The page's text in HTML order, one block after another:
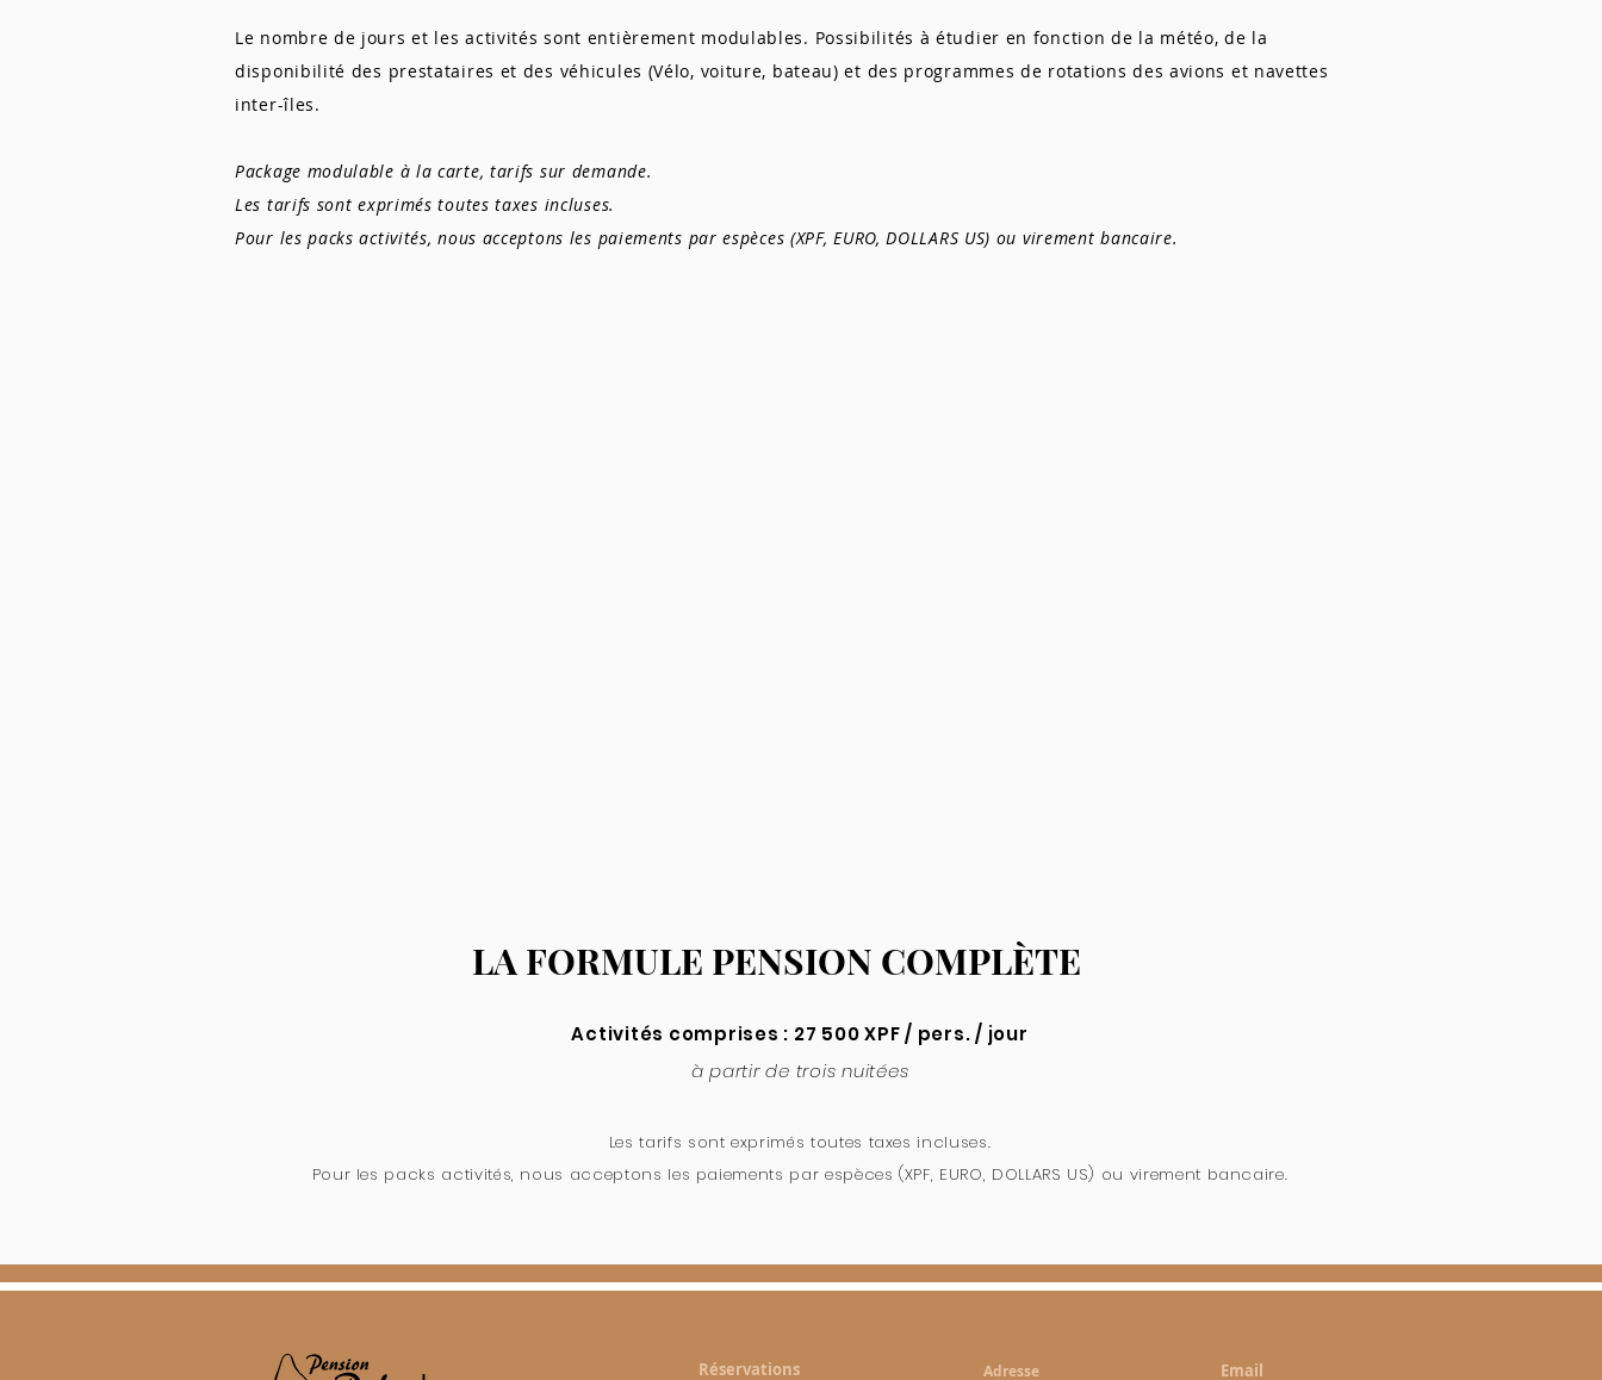
Le nombre de jours et les activités sont entièrement modulables. Possibilités à étudier en fonction de la météo, de la
disponibilité des prestataires et des véhicules (Vélo, voiture, bateau) et des programmes de rotations des avions et navettes
inter-îles.
Package modulable à la carte, tarifs sur demande.
Les tarifs sont exprimés toutes taxes incluses.
Pour les packs activités, nous acceptons les paiements par espèces (XPF, EURO, DOLLARS US) ou virement bancaire.
LA FORMULE PENSION COMPLÈTE
Activités comprises : 27 500 XPF / pers. / jour
à partir de trois nuitées
​Les tarifs sont exprimés toutes taxes incluses.
Pour les packs activités, nous acceptons les paiements par espèces (XPF, EURO, DOLLARS US) ou virement bancaire.
Adresse
Réservations Email